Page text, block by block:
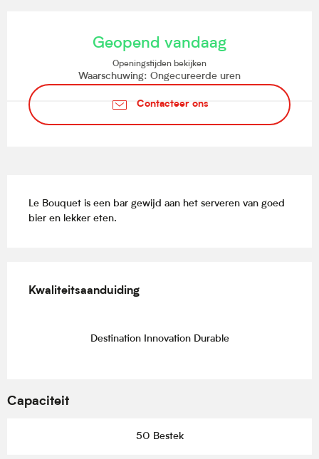
Geopend vandaag
Openingstijden bekijken
Waarschuwing: Ongecureerde uren
Contacteer ons
Le Bouquet is een bar gewijd aan het serveren van goed
bier en lekker eten.
Kwaliteitsaanduiding
Kwaliteitsaanduiding
Destination Innovation Durable
Capaciteit
50 Bestek